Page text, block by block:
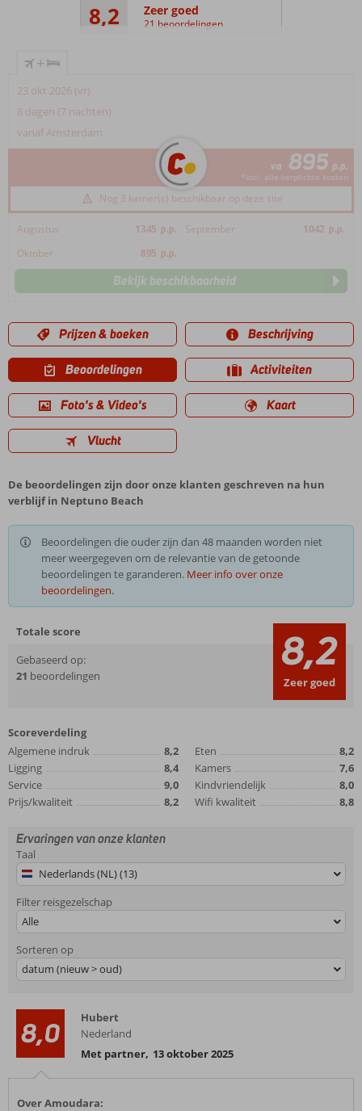
8,2 Zeer goed
21 beoordelingen
+
23 okt 2026 (vr)
8 dagen (7 nachten)
vanaf Amsterdam
va 895 p.p.
*incl. alle verplichte kosten
Nog 3 kamer(s) beschikbaar op deze site
Augustus 1345 p.p. September 1042 p.p.
Oktober
895 p.p.
Bekijk beschikbaarheid
Prijzen & boeken Beschrijving
Beoordelingen Activiteiten
Foto's & Video's Kaart
Vlucht
De beoordelingen zijn door onze klanten geschreven na hun
verblijf in Neptuno Beach
Beoordelingen die ouder zijn dan 48 maanden worden niet
meer weergegeven om de relevantie van de getoonde
beoordelingen te garanderen. Meer info over onze
beoordelingen.
Totale score
Gebaseerd op:
21 beoordelingen 8,2
Zeer goed
Scoreverdeling
Algemene indruk
8,2
Ligging
8,4
Service
9,0
Prijs/kwaliteit
8,2
Eten
8,2
Kamers
7,6
Kindvriendelijk
8,0
Wifi kwaliteit
8,8
Ervaringen van onze klanten
Taal
Nederlands (NL) (13)
Filter reisgezelschap
Alle
Sorteren op
datum (nieuw > oud)
8,0
Hubert
Nederland
Met partner, 13 oktober 2025
Over Amoudara: